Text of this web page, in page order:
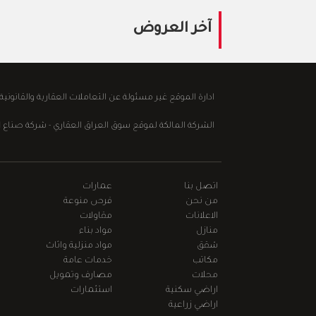
آخر العروض
ادارة الموقع غير مسئولة عن التعاملات العقارية
الشركة المالكة لموقع سوق العراق العقاري - شركة صناع الابداع
اتصل بنا
من نحن
الاعلانات
منازل
شقق
مكاتب
محلات
اراضي سكنية
اراضي زراعية
عمارات
فرص منوعة
مقاولات
مواد بناء
مواد منزلية واثاث
خدمات عامة
مصارف وتمويل
استثمارات